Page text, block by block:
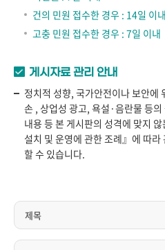
건의 민원 접수한 경우 : 14일 이내
고충 민원 접수한 경우 : 7일 이내
게시자료 관리 안내
정치적 성향, 국가안전이나 보안에
손 , 상업성 광고, 욕설·음란물 등
내용 등 본 게시판의 성격에 맞지
설치 및 운영에 관한 조례』에 따
할 수 있습니다.